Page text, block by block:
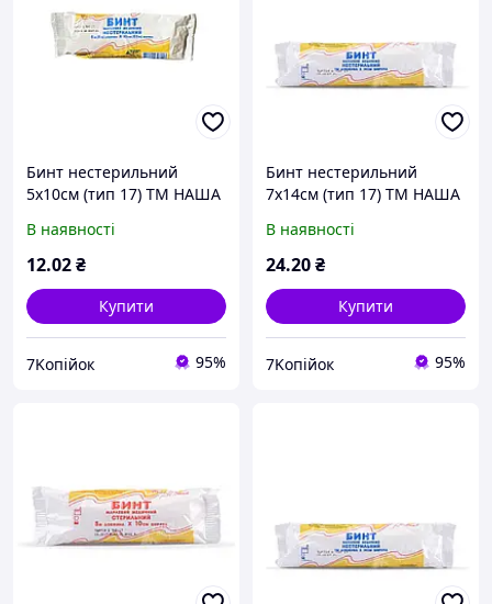
Бинт нестерильний
5х10см (тип 17) ТМ НАША
В наявності
12.02₴
Купити
7Koпійок 95%
Бинт нестерильний
7х14см (тип 17) ТМ НАША
В наявності
24.20₴
Купити
7Koпійок 95%